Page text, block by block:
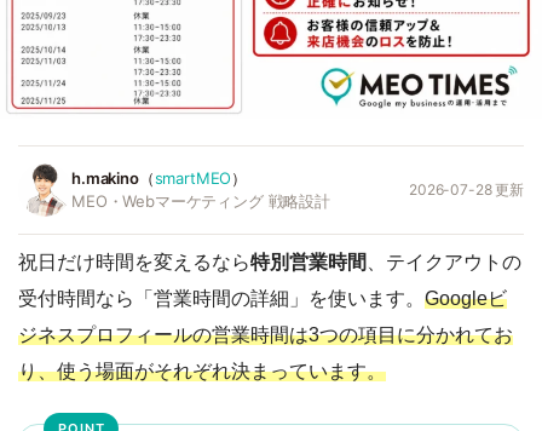
h.makino（smartMEO）
MEO・Webマーケティング 戦略設計
2026-07-28 更新
祝日だけ時間を変えるなら特別営業時間
、テイクアウトの
受付時間なら「営業時間の詳細」を使います。 Googleビ
ジネスプロフィールの営業時間は3つの項目に分かれてお
り、使う場面がそれぞれ決まっています。